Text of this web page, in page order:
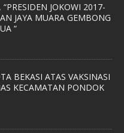
JOKOWI 2017-
JAYA MUARA GEMBONG
“
BEKASI ATAS VAKSINASI
KECAMATAN PONDOK